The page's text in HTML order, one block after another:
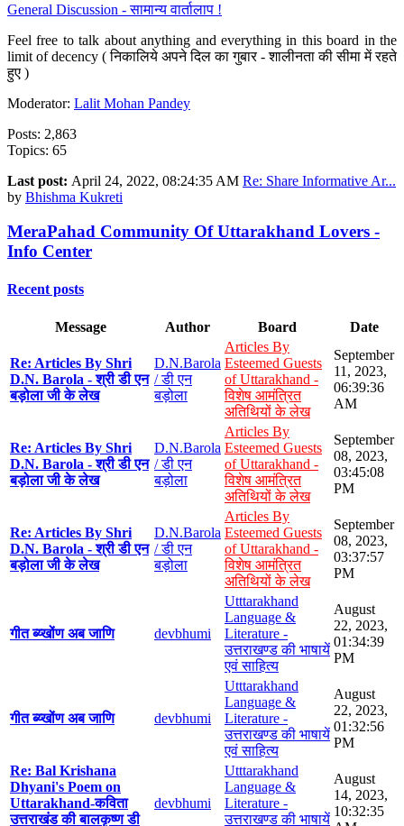
General Discussion - सामान्य वार्तालाप !
Feel free to talk about anything and everything in this board in the
limit of decency ( निकालिये अपने दिल का गुबार - शालीनता की सीमा में रहते
हुए )
Moderator: Lalit Mohan Pandey
Posts: 2,863
Topics: 65
Last post: April 24, 2022, 08:24:35 AM Re: Share Informative Ar...
by Bhishma Kukreti
MeraPahad Community Of Uttarakhand Lovers -
Info Center
Recent posts
Message Author Board Date
Re: Articles By Shri
D.N. Barola - श्री डी एन
बड़ोला जी के लेख
D.N.Barola
/ डी एन
बड़ोला
Articles By
Esteemed Guests
of Uttarakhand -
विशेष आमंत्रित
अतिथियों के लेख
September
11, 2023,
06:39:36
AM
Re: Articles By Shri
D.N. Barola - श्री डी एन
बड़ोला जी के लेख
D.N.Barola
/ डी एन
बड़ोला
Articles By
Esteemed Guests
of Uttarakhand -
विशेष आमंत्रित
अतिथियों के लेख
September
08, 2023,
03:45:08
PM
Re: Articles By Shri
D.N. Barola - श्री डी एन
बड़ोला जी के लेख
D.N.Barola
/ डी एन
बड़ोला
Articles By
Esteemed Guests
of Uttarakhand -
विशेष आमंत्रित
अतिथियों के लेख
September
08, 2023,
03:37:57
PM
गीत ब्य्खोंण अब जाणि devbhumi
Utttarakhand
Language &
Literature -
उत्तराखण्ड की भाषायें
एवं साहित्य
August
22, 2023,
01:34:39
PM
गीत ब्य्खोंण अब जाणि devbhumi
Utttarakhand
Language &
Literature -
उत्तराखण्ड की भाषायें
एवं साहित्य
August
22, 2023,
01:32:56
PM
Re: Bal Krishana
Dhyani's Poem on
Uttarakhand-कविता
उत्तराखंड की बालकृष्ण डी
devbhumi
Utttarakhand
Language &
Literature -
उत्तराखण्ड की भाषायें
August
14, 2023,
10:32:35